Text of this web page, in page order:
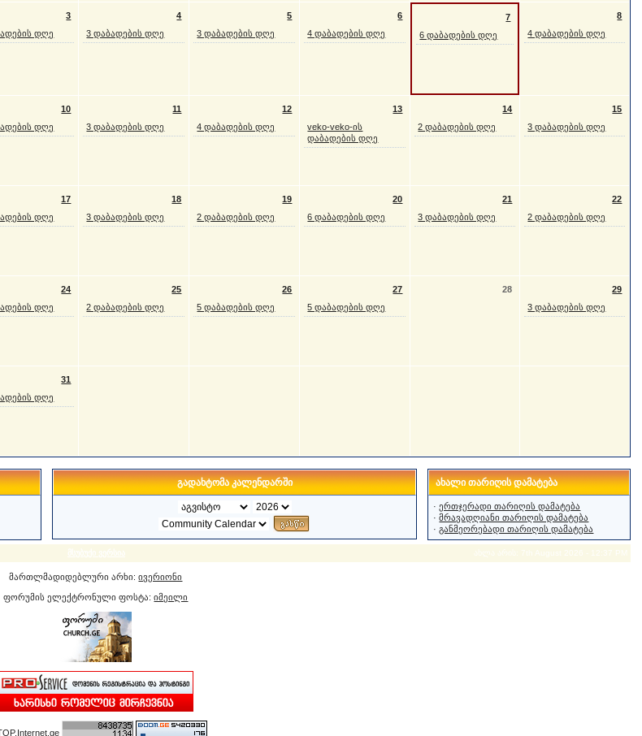
3
დღე
4
3 დაბადების დღე
5
3 დაბადების დღე
6
4 დაბადების დღე
7
6 დაბადების დღე
8
4 დაბადების დღე
10
დღე
11
3 დაბადების დღე
12
4 დაბადების დღე
13
veko-veko-ის
დაბადების დღე
14
2 დაბადების დღე
15
3 დაბადების დღე
17
დღე
18
3 დაბადების დღე
19
2 დაბადების დღე
20
6 დაბადების დღე
21
3 დაბადების დღე
22
2 დაბადების დღე
24
დღე
25
2 დაბადების დღე
26
5 დაბადების დღე
27
5 დაბადების დღე
28
29
3 დაბადების დღე
31
დღე
გადახტომა კალენდარში ახალი თარიღის დამატება
· ერთჯერადი თარიღის დამატება
·მრავადღიანი თარიღის დამატება
·განმეორებადი თარიღის დამატება
მსუბუქი ვერსია ახლა არის: 7th August 2026 - 12:37 PM
მართლმადიდებლური არხი:ივერიონი
ფორუმის ელექტრონული ფოსტა:იმეილი